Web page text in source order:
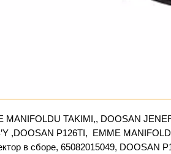
MANIFOLDU TAKIMI,, DOOSAN
,DOOSAN P126TI, EMME
в сборе, 65082015049, DOOSAN